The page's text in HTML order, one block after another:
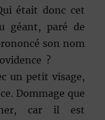
était donc cet
géant, paré de
son nom
?
un petit visage,
Dommage que
car il est